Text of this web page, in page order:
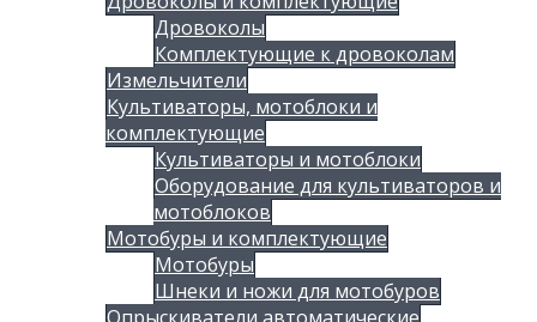
Дровоколы
Комплектующие к дровоколам
Измельчители
Культиваторы, мотоблоки и
комплектующие
Культиваторы и мотоблоки
Оборудование для культиваторов и
мотоблоков
Мотобуры и комплектующие
Мотобуры
Шнеки и ножи для мотобуров